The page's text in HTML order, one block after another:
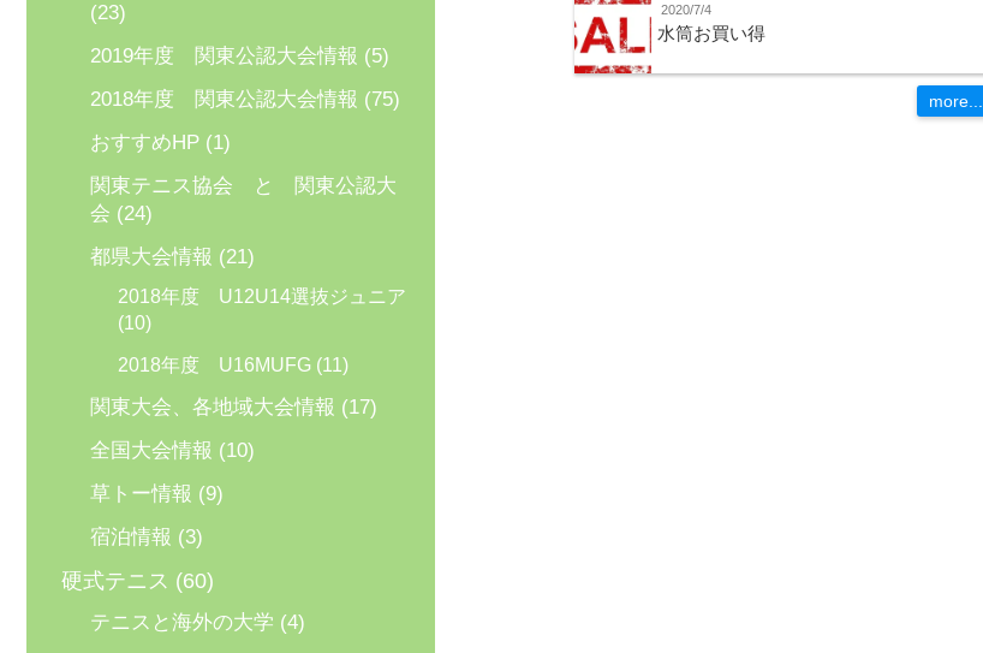
2020/7/4
水筒お買い得
more...
(23)
2019年度 関東公認大会情報 (5)
2018年度 関東公認大会情報 (75)
おすすめHP(1)
関東テニス協会 と 関東公認大
会 (24)
都県大会情報 (21)
2018年度 U12U14選抜ジュニア
(10)
2018年度 U16MUFG(11)
関東大会、各地域大会情報 (17)
全国大会情報 (10)
草トー情報 (9)
宿泊情報 (3)
硬式テニス (60)
テニスと海外の大学 (4)